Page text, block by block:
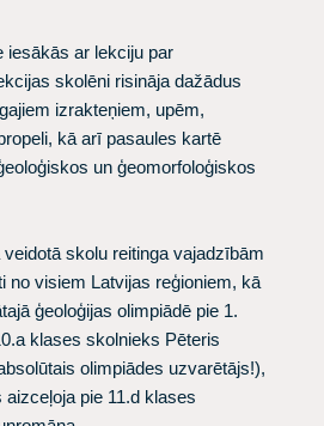
iesākās ar lekciju par
skolēni risināja dažādus
izrakteņiem, upēm,
kā arī pasaules kartē
un ģeomorfoloģiskos
skolu reitinga vajadzībām
no visiem Latvijas reģioniem, kā
ģeoloģijas olimpiādē pie 1.
klases skolnieks Pēteris
olimpiādes uzvarētājs!),
pie 11.d klases